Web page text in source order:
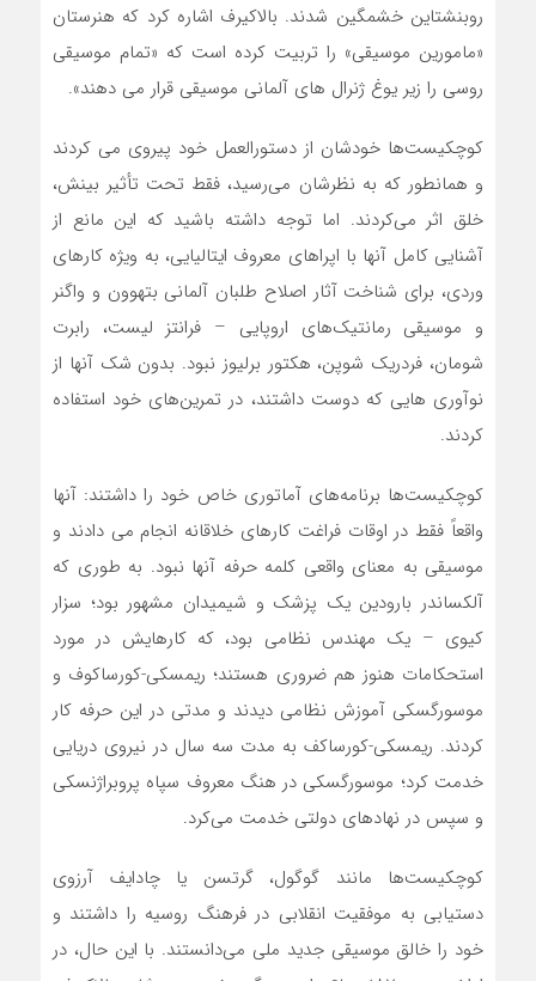
روبنشتاین خشمگین شدند. بالاکیرف اشاره کرد که هنرستان
«مامورین موسیقی» را تربیت کرده است که «تمام موسیقی
روسی را زیر یوغ ژنرال های آلمانی موسیقی قرار می دهند».
کوچکیست‌ها خودشان از دستورالعمل خود پیروی می کردند
و همانطور که به نظرشان می‌رسید، فقط تحت تأثیر بینش،
خلق اثر می‌کردند. اما توجه داشته باشید که این مانع از
آشنایی کامل آنها با اپراهای معروف ایتالیایی، به ویژه کارهای
وردی، برای شناخت آثار اصلاح طلبان آلمانی بتهوون و واگنر
و موسیقی رمانتیک‌های اروپایی – فرانتز لیست، رابرت
شومان، فردریک شوپن، هکتور برلیوز نبود. بدون شک آنها از
نوآوری هایی که دوست داشتند، در تمرین‌های خود استفاده
کردند.
‌کوچکیست‌ها برنامه‌های آماتوری خاص خود را داشتند: آنها
واقعاً فقط در اوقات فراغت کارهای خلاقانه انجام می دادند و
موسیقی به معنای واقعی کلمه حرفه آنها نبود. به طوری که
آلکساندر بارودین یک پزشک و شیمیدان مشهور بود؛ سزار
کیوی – یک مهندس نظامی بود، که کارهایش در مورد
استحکامات هنوز هم ضروری هستند؛ ریمسکی-کورساکوف و
موسورگسکی آموزش نظامی دیدند و مدتی در این حرفه کار
کردند. ریمسکی-کورساکف به مدت سه سال در نیروی دریایی
خدمت کرد؛ موسورگسکی در هنگ معروف سپاه پروبراژنسکی
و سپس در نهادهای دولتی خدمت می‌کرد.
‌کوچکیست‌ها مانند گوگول، گرتسن یا چادایف آرزوی
دستیابی به موفقیت انقلابی در فرهنگ روسیه را داشتند و
خود را خالق موسیقی جدید ملی می‌دانستند. با این حال، در